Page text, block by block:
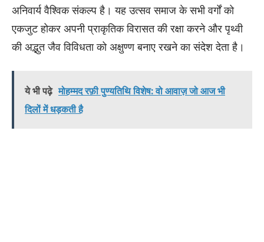
अनिवार्य वैश्विक संकल्प है। यह उत्सव समाज के सभी वर्गों को
एकजुट होकर अपनी प्राकृतिक विरासत की रक्षा करने और पृथ्वी
की अद्भुत जैव विविधता को अक्षुण्ण बनाए रखने का संदेश देता है।
ये भी पढ़े मोहम्मद रफ़ी पुण्यतिथि विशेष: वो आवाज़ जो आज भी
दिलों में धड़कती है